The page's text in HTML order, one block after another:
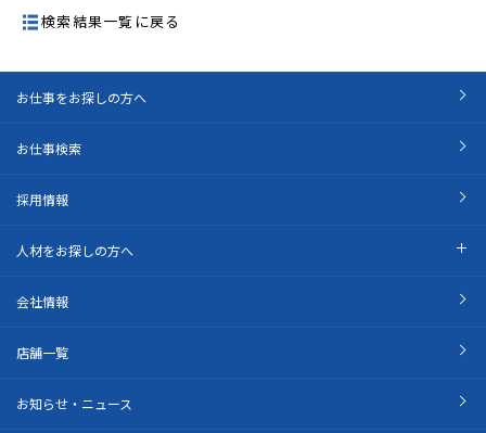
検索結果一覧に戻る
お仕事をお探しの方へ
お仕事検索
採用情報
人材をお探しの方へ
会社情報
店舗一覧
お知らせ・ニュース